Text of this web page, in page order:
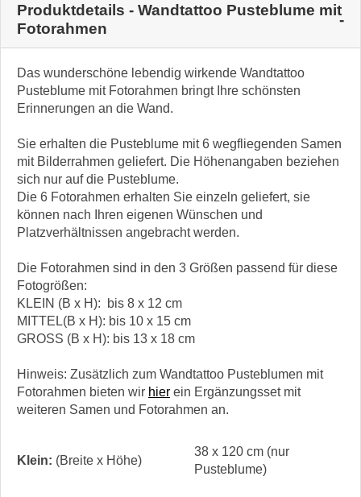
Produktdetails - Wandtattoo Pusteblume mit
Fotorahmen
Das wunderschöne lebendig wirkende Wandtattoo
Pusteblume mit Fotorahmen bringt Ihre schönsten
Erinnerungen an die Wand.
Sie erhalten die Pusteblume mit 6 wegfliegenden Samen
mit Bilderrahmen geliefert. Die Höhenangaben beziehen
sich nur auf die Pusteblume.
Die 6 Fotorahmen erhalten Sie einzeln geliefert, sie
können nach Ihren eigenen Wünschen und
Platzverhältnissen angebracht werden.
Die Fotorahmen sind in den 3 Größen passend für diese
Fotogrößen:
KLEIN (B x H): bis 8 x 12 cm
MITTEL(B x H): bis 10 x 15 cm
GROSS (B x H): bis 13 x 18 cm
Hinweis: Zusätzlich zum Wandtattoo Pusteblumen mit
Fotorahmen bieten wir hier ein Ergänzungsset mit
weiteren Samen und Fotorahmen an.
Klein: (Breite x Höhe)
38 x 120 cm (nur
Pusteblume)